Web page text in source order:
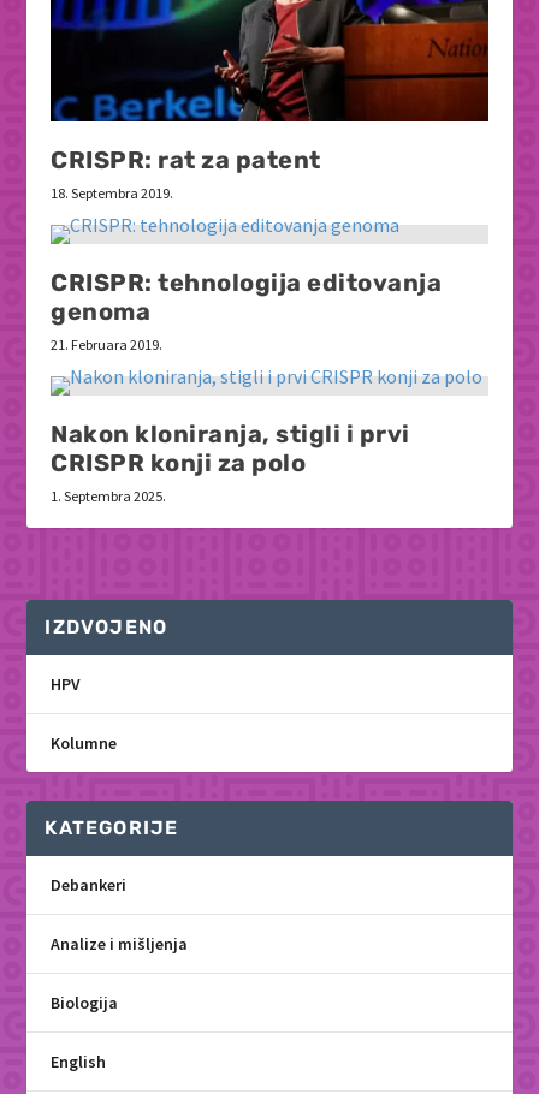
CRISPR: rat za patent
18. Septembra 2019.
CRISPR: tehnologija editovanja
genoma
21. Februara 2019.
Nakon kloniranja, stigli i prvi
CRISPR konji za polo
1. Septembra 2025.
IZDVOJENO
HPV
Kolumne
KATEGORIJE
Debankeri
Analize i mišljenja
Biologija
English